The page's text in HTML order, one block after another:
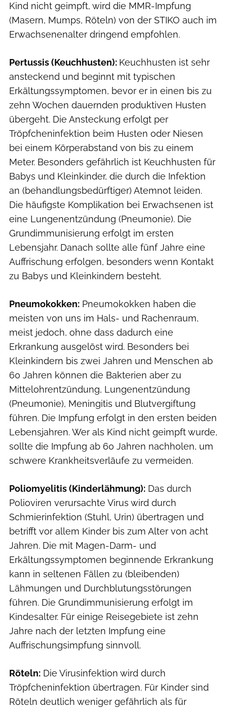
Kind nicht geimpft, wird die MMR-Impfung
(Masern, Mumps, Röteln) von der STIKO auch im
Erwachsenenalter dringend empfohlen.
Pertussis (Keuchhusten): Keuchhusten ist sehr
ansteckend und beginnt mit typischen
Erkältungssymptomen, bevor er in einen bis zu
zehn Wochen dauernden produktiven Husten
übergeht. Die Ansteckung erfolgt per
Tröpfcheninfektion beim Husten oder Niesen
bei einem Körperabstand von bis zu einem
Meter. Besonders gefährlich ist Keuchhusten für
Babys und Kleinkinder, die durch die Infektion
an (behandlungsbedürftiger) Atemnot leiden.
Die häufigste Komplikation bei Erwachsenen ist
eine Lungenentzündung (Pneumonie). Die
Grundimmunisierung erfolgt im ersten
Lebensjahr. Danach sollte alle fünf Jahre eine
Auffrischung erfolgen, besonders wenn Kontakt
zu Babys und Kleinkindern besteht.
Pneumokokken: Pneumokokken haben die
meisten von uns im Hals- und Rachenraum,
meist jedoch, ohne dass dadurch eine
Erkrankung ausgelöst wird. Besonders bei
Kleinkindern bis zwei Jahren und Menschen ab
60 Jahren können die Bakterien aber zu
Mittelohrentzündung, Lungenentzündung
(Pneumonie), Meningitis und Blutvergiftung
führen. Die Impfung erfolgt in den ersten beiden
Lebensjahren. Wer als Kind nicht geimpft wurde,
sollte die Impfung ab 60 Jahren nachholen, um
schwere Krankheitsverläufe zu vermeiden.
Poliomyelitis (Kinderlähmung): Das durch
Polioviren verursachte Virus wird durch
Schmierinfektion (Stuhl, Urin) übertragen und
betrifft vor allem Kinder bis zum Alter von acht
Jahren. Die mit Magen-Darm- und
Erkältungssymptomen beginnende Erkrankung
kann in seltenen Fällen zu (bleibenden)
Lähmungen und Durchblutungsstörungen
führen. Die Grundimmunisierung erfolgt im
Kindesalter. Für einige Reisegebiete ist zehn
Jahre nach der letzten Impfung eine
Auffrischungsimpfung sinnvoll.
Röteln: Die Virusinfektion wird durch
Tröpfcheninfektion übertragen. Für Kinder sind
Röteln deutlich weniger gefährlich als für